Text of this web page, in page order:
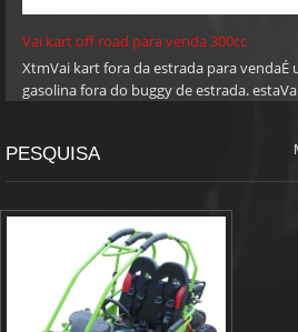
Vai kart off road para venda 300cc
XtmVai kart fora da estrada para vendaÉ
gasolina fora do buggy de estrada.
mente, ele pode enfrentar bancos
lodosos espessos! Você pode definir a
você controla definir simplicidade com
PESQUISA